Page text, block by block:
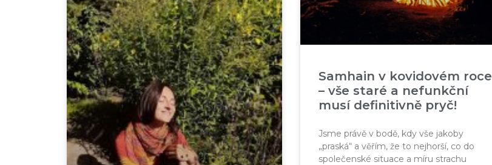
Samhain v kovidovém roce
– vše staré a nefunkční
musí definitivně pryč!
Jsme právě v bodě, kdy vše jakoby
„praská“ a věřím, že to nejhorší, co do
společenské situace a míru strachu